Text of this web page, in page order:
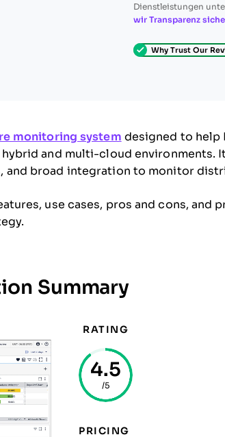
Dienstleistungen
wir Transparenz
Why Trust Our
monitoring system designed to help
and multi-cloud environments.
and broad integration to monitor
use cases, pros and cons, and
Summary
RATING
4.5
/5
PRICING